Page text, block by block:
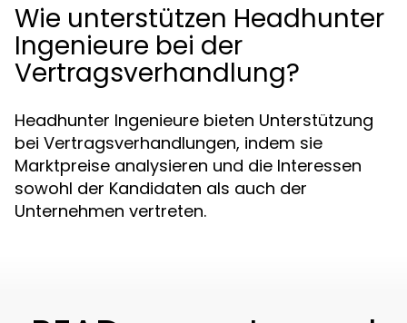
Wie unterstützen Headhunter
Ingenieure bei der
Vertragsverhandlung?
Headhunter Ingenieure bieten Unterstützung
bei Vertragsverhandlungen, indem sie
Marktpreise analysieren und die Interessen
sowohl der Kandidaten als auch der
Unternehmen vertreten.